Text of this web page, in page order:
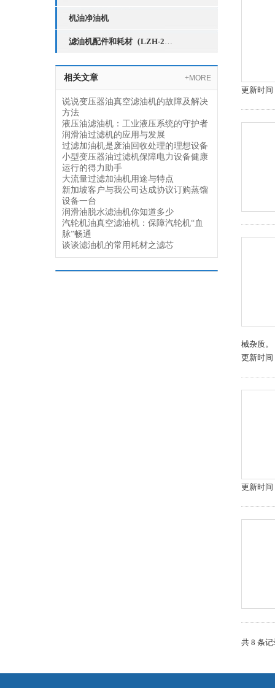
机油净油机
滤油机配件和耗材（LZH-2红外线液位控制器）
相关文章 +MORE
说说变压器油真空滤油机的故障及解决
方法
液压油滤油机：工业液压系统的守护者
润滑油过滤机的应用与发展
过滤加油机是废油回收处理的理想设备
小型变压器油过滤机保障电力设备健康
运行的得力助手
大流量过滤加油机用途与特点
新加坡客户与我公司达成协议订购蒸馏
设备一台
润滑油脱水滤油机你知道多少
汽轮机油真空滤油机：保障汽轮机“血
脉”畅通
谈谈滤油机的常用耗材之滤芯
更新时间
械杂质。
更新时间
更新时间
共 8 条